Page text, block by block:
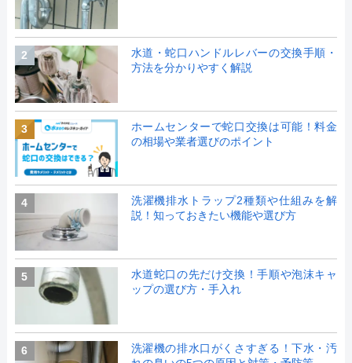
2
水道・蛇口ハンドルレバーの交換手順・
方法を分かりやすく解説
3
ホームセンターで蛇口交換は可能！料金
の相場や業者選びのポイント
4
洗濯機排水トラップ2種類や仕組みを解
説！知っておきたい機能や選び方
5
水道蛇口の先だけ交換！手順や泡沫キャ
ップの選び方・手入れ
6
洗濯機の排水口がくさすぎる！下水・汚